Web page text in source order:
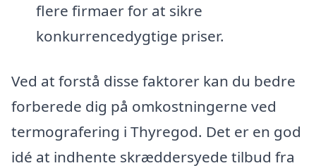
flere firmaer for at sikre
konkurrencedygtige priser.
Ved at forstå disse faktorer kan du bedre
forberede dig på omkostningerne ved
termografering i Thyregod. Det er en god
idé at indhente skræddersyede tilbud fra